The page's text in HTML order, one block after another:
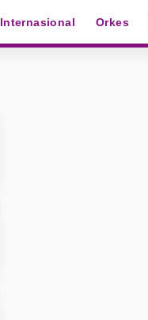
Internasional Orkes